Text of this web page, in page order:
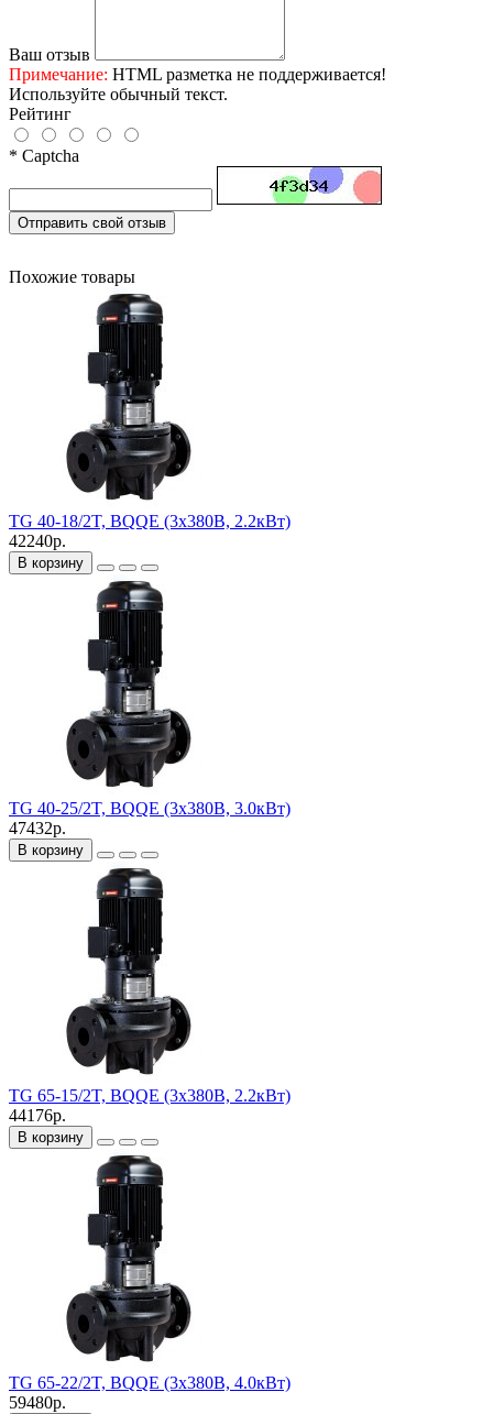
Ваш отзыв
Примечание: HTML разметка не поддерживается!
Используйте обычный текст.
Рейтинг
* Captcha
Отправить свой отзыв
Похожие товары
TG 40-18/2T, BQQE (3х380В, 2.2кВт)
42240р.
В корзину
TG 40-25/2T, BQQE (3х380В, 3.0кВт)
47432р.
В корзину
TG 65-15/2T, BQQE (3х380В, 2.2кВт)
44176р.
В корзину
TG 65-22/2T, BQQE (3х380В, 4.0кВт)
59480р.